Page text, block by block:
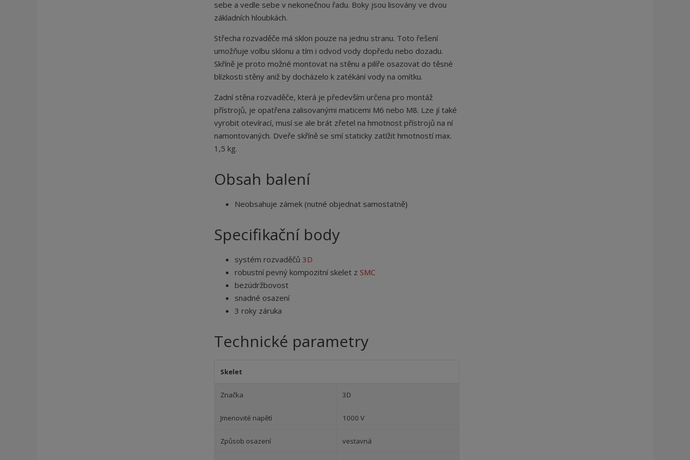
sebe a vedle sebe v nekonečnou řadu. Boky jsou lisovány ve dvou
základních hloubkách.
Střecha rozvaděče má sklon pouze na jednu stranu. Toto řešení
umožňuje volbu sklonu a tím i odvod vody dopředu nebo dozadu.
Skříně je proto možné montovat na stěnu a pilíře osazovat do těsné
blízkosti stěny aniž by docházelo k zatékání vody na omítku.
Zadní stěna rozvaděče, která je především určena pro montáž
přístrojů, je opatřena zalisovanými maticemi M6 nebo M8. Lze jí také
vyrobit otevírací, musí se ale brát zřetel na hmotnost přístrojů na ní
namontovaných. Dveře skříně se smí staticky zatížit hmotností max.
1,5 kg.
Obsah balení
Neobsahuje zámek (nutné objednat samostatně)
Specifikační body
systém rozvaděčů 3D
robustní pevný kompozitní skelet z SMC
bezúdržbovost
snadné osazení
3 roky záruka
Technické parametry
Skelet
Značka 3D
Jmenovité napětí 1000 V
Způsob osazení vestavná